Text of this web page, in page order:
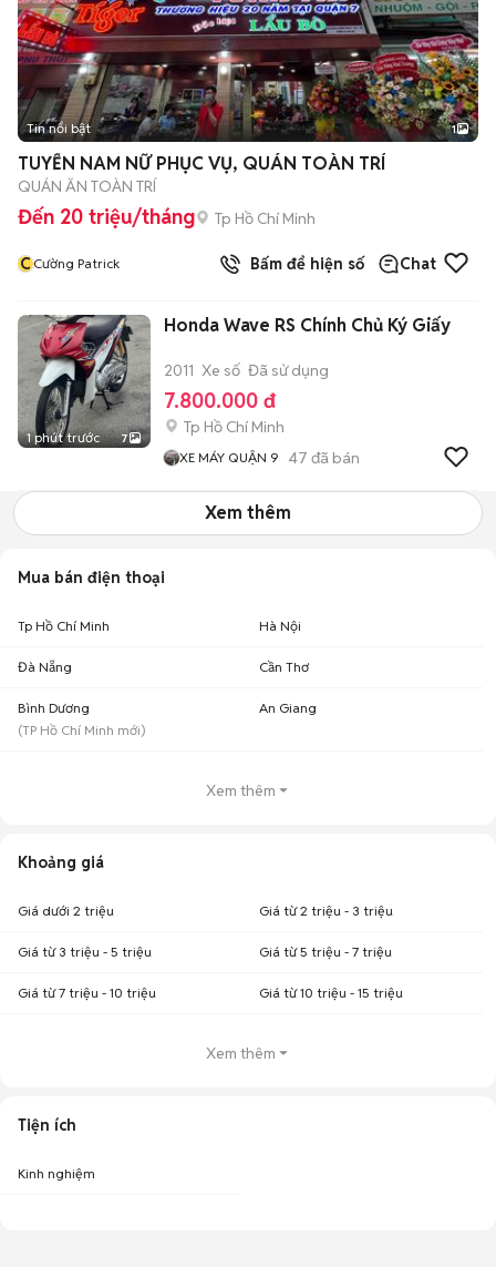
Tin nổi bật 1
TUYỂN NAM NỮ PHỤC VỤ, QUÁN TOÀN TRÍ
QUÁN ĂN TOÀN TRÍ
Đến 20 triệu/tháng Tp Hồ Chí Minh
CCường Patrick Bấm để hiện số Chat
1 phút trước 7
Honda Wave RS Chính Chủ Ký Giấy
2011 Xe số Đã sử dụng
7.800.000 đ
Tp Hồ Chí Minh
XE MÁY QUẬN 9 47 đã bán
Xem thêm
Mua bán điện thoại
Tp Hồ Chí Minh Hà Nội
Đà Nẵng Cần Thơ
Bình Dương
(TP Hồ Chí Minh mới)
An Giang
Xem thêm
Khoảng giá
Giá dưới 2 triệu Giá từ 2 triệu - 3 triệu
Giá từ 3 triệu - 5 triệu Giá từ 5 triệu - 7 triệu
Giá từ 7 triệu - 10 triệu Giá từ 10 triệu - 15 triệu
Xem thêm
Tiện ích
Kinh nghiệm